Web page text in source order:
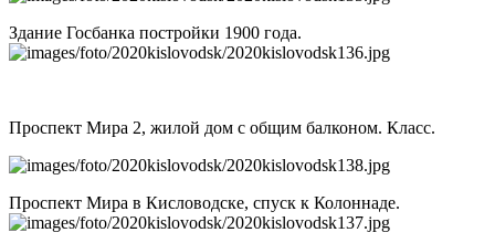
Здание Госбанка постройки 1900 года.
Проспект Мира 2, жилой дом с общим балконом. Класс.
Проспект Мира в Кисловодске, спуск к Колоннаде.